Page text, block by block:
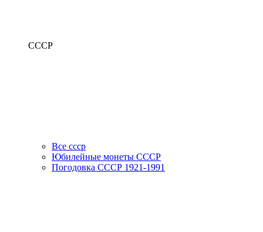
СССР
Все ссср
Юбилейные монеты СССР
Погодовка СССР 1921-1991